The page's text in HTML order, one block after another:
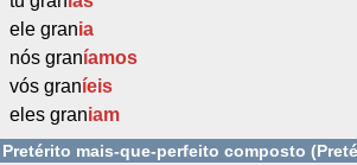
ele grania
nós graníamos
vós graníeis
eles graniam
Pretérito mais-que-perfeito composto